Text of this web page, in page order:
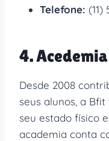
Telefone: (11)
4.
Desde 2008
seus alunos, a
seu estado físico
academia conta